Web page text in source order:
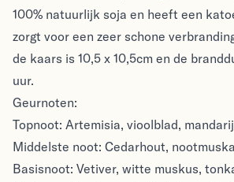
100% natuurlijk soja en heeft een
zorgt voor een zeer schone
de kaars is 10,5 x 10,5cm en de
uur.
Geurnoten:
Topnoot: Artemisia, vioolblad,
Middelste noot: Cedarhout,
Basisnoot: Vetiver, witte muskus,